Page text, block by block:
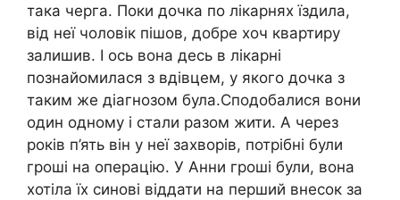
така черга. Поки дочка по лікарнях їздила,
від неї чоловік пішов, добре хоч квартиру
залишив. І ось вона десь в лікарні
познайомилася з вдівцем, у якого дочка з
таким же діагнозом була.Сподобалися вони
один одному і стали разом жити. А через
років п’ять він у неї захворів, потрібні були
гроші на операцію. У Анни гроші були, вона
хотіла їх синові віддати на перший внесок за